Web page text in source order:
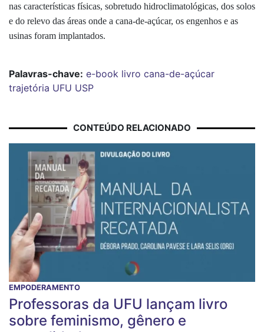
nas características físicas, sobretudo hidroclimatológicas, dos solos
e do relevo das áreas onde a cana-de-açúcar, os engenhos e as
usinas foram implantados.
Palavras-chave: e-book livro cana-de-açúcar
trajetória UFU USP
CONTEÚDO RELACIONADO
EMPODERAMENTO
Professoras da UFU lançam livro
sobre feminismo, gênero e